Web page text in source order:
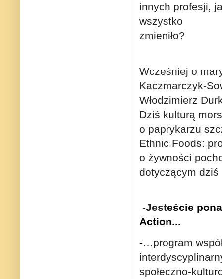
innych profesji,
wszystko
zmieniło?
Wcześniej o
Kaczmarczyk-
Włodzimierz
Dziś kulturą
o paprykarzu
Ethnic Foods:
o żywności
dotyczącym
-Jesteście
Action...
-…program
społeczno-